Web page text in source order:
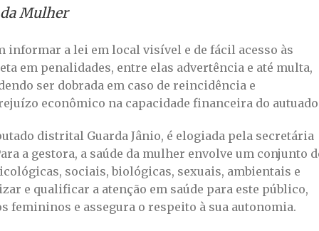
Mulher
informar a lei em local visível e de fácil acesso às
em penalidades, entre elas advertência e até multa,
ser dobrada em caso de reincidência e
econômico na capacidade financeira do
distrital Guarda Jânio, é elogiada pela secretária
a gestora, a saúde da mulher envolve um conjunto
sociais, biológicas, sexuais, ambientais e
e qualificar a atenção em saúde para este público,
femininos e assegura o respeito à sua autonomia.